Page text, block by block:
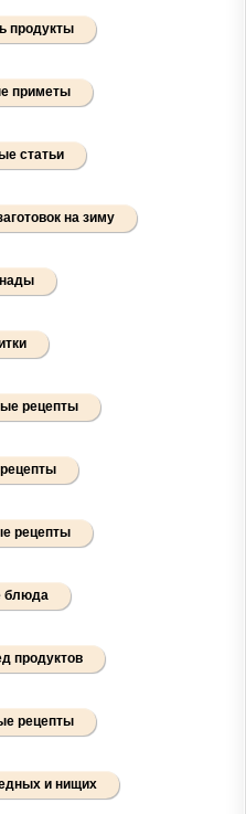
продукты
приметы
статьи
на зиму
рецепты
рецепты
блюда
продуктов
рецепты
и нищих